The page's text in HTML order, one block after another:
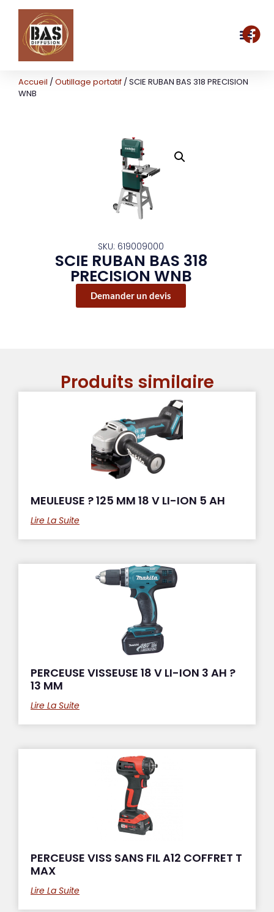
Accueil /Outillage portatif / SCIE RUBAN BAS 318 PRECISION
WNB
SKU: 619009000
SCIE RUBAN BAS 318
PRECISION WNB
Demander un devis
Produits similaire
MEULEUSE ? 125 MM 18 V LI-ION 5 AH
Lire La Suite
PERCEUSE VISSEUSE 18 V LI-ION 3 AH ?
13 MM
Lire La Suite
PERCEUSE VISS SANS FIL A12 COFFRET T
MAX
Lire La Suite